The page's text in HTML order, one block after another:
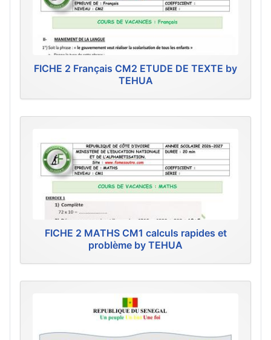
FICHE 2 Français CM2 ETUDE DE TEXTE by
TEHUA
FICHE 2 MATHS CM1 calculs rapides et
problème by TEHUA